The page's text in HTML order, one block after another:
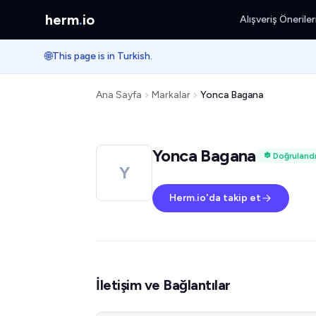
herm.io Alışveriş Önerileri
🌐This page is in Turkish.
Ana Sayfa Markalar Yonca Bagana
Y
Yonca Bagana Doğrulandı
Herm.io'da takip et
İletişim ve Bağlantılar